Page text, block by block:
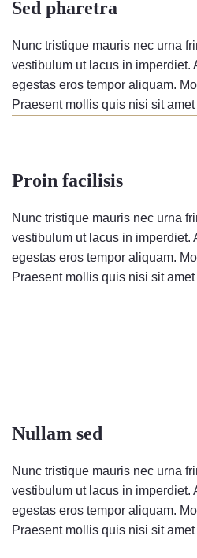
Sed pharetra
Nunc tristique mauris nec urna
vestibulum ut lacus in imperdiet.
egestas eros tempor aliquam.
Praesent mollis quis nisi sit
Proin facilisis
Nunc tristique mauris nec urna
vestibulum ut lacus in imperdiet.
egestas eros tempor aliquam.
Praesent mollis quis nisi sit
Nullam sed
Nunc tristique mauris nec urna
vestibulum ut lacus in imperdiet.
egestas eros tempor aliquam.
Praesent mollis quis nisi sit